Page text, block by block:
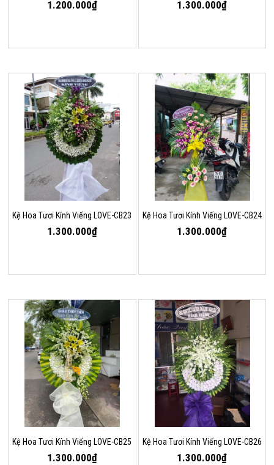
1.200.000₫ 1.300.000₫
Kệ Hoa Tươi Kính Viếng LOVE-CB23
1.300.000₫
Kệ Hoa Tươi Kính Viếng LOVE-CB24
1.300.000₫
Kệ Hoa Tươi Kính Viếng LOVE-CB25
1.300.000₫
Kệ Hoa Tươi Kính Viếng LOVE-CB26
1.300.000₫